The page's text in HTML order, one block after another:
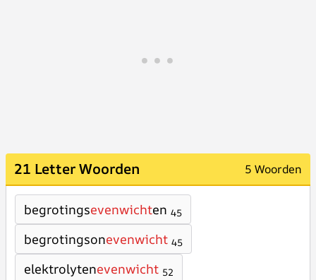
21 Letter Woorden 5 Woorden
begrotingsevenwichten 45
begrotingsonevenwicht 45
elektrolytenevenwicht 52